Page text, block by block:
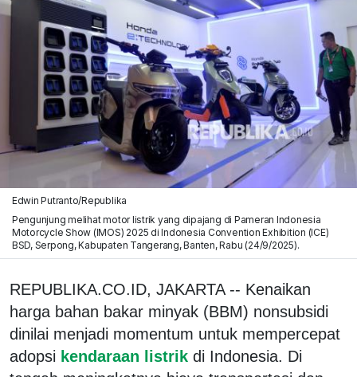
Edwin Putranto/Republika
Pengunjung melihat motor listrik yang dipajang di Pameran Indonesia
Motorcycle Show (IMOS) 2025 di Indonesia Convention Exhibition (ICE)
BSD, Serpong, Kabupaten Tangerang, Banten, Rabu (24/9/2025).
REPUBLIKA.CO.ID, JAKARTA -- Kenaikan
harga bahan bakar minyak (BBM) nonsubsidi
dinilai menjadi momentum untuk mempercepat
adopsi kendaraan listrik di Indonesia. Di